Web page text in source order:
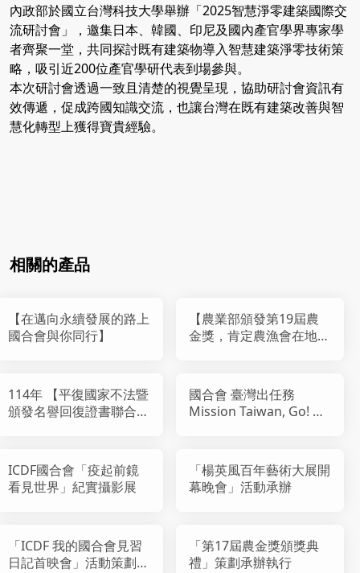
內政部於國立台灣科技大學舉辦「2025智慧淨零建築國際交
流研討會」，邀集日本、韓國、印尼及國內產官學界專家學
者齊聚一堂，共同探討既有建築物導入智慧建築淨零技術策
略，吸引近200位產官學研代表到場參與。
本次研討會透過一致且清楚的視覺呈現，協助研討會資訊有
效傳遞，促成跨國知識交流，也讓台灣在既有建築改善與智
慧化轉型上獲得寶貴經驗。
相關的產品
【在邁向永續發展的路上
國合會與你同行】
【農業部頒發第19屆農
金獎，肯定農漁會在地貢
114年 【平復國家不法暨
頒發名譽回復證書聯合典
國合會 臺灣出任務
Mission Taiwan, Go! 主
ICDF國合會「疫起前鏡
看見世界」紀實攝影展
「楊英風百年藝術大展開
幕晚會」活動承辦
「ICDF 我的國合會見習
日記首映會」活動策劃承
「第17屆農金獎頒獎典
禮」策劃承辦執行